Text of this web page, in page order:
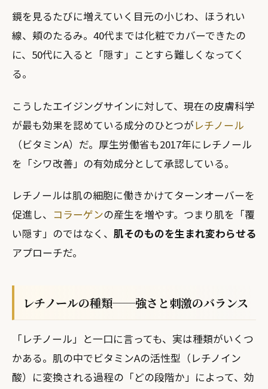
鏡を見るたびに増えていく目元の小じわ、ほうれい
線、頬のたるみ。40代までは化粧でカバーできたの
に、50代に入ると「隠す」ことすら難しくなってく
る。
こうしたエイジングサインに対して、現在の皮膚科学
が最も効果を認めている成分のひとつがレチノール
（ビタミンA）だ。厚生労働省も2017年にレチノール
を「シワ改善」の有効成分として承認している。
レチノールは肌の細胞に働きかけてターンオーバーを
促進し、 コラーゲンの産生を増やす。つまり肌を「覆
い隠す」のではなく、 肌そのものを生まれ変わらせる
アプローチだ。
レチノールの種類──強さと刺激のバランス
「レチノール」と一口に言っても、実は種類がいくつ
かある。肌の中でビタミンAの活性型（レチノイン
酸）に変換される過程の「どの段階か」によって、効